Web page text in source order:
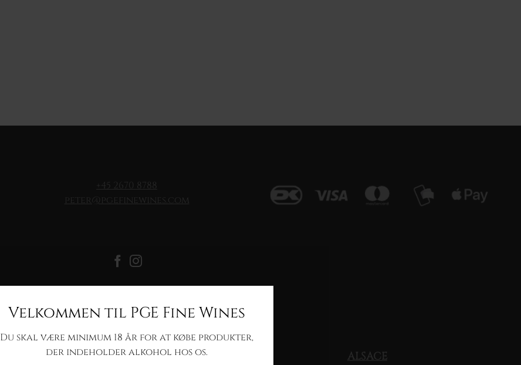
Velkommen til PGE Fine Wines
Du skal være minimum 18 år for at købe produkter,
der indeholder alkohol hos os.
+45 2670 8788
peter@pgefinewines.com
HandelsbetingelserCookie- og privatlivspolitik
Prieure Roch
ALSACE